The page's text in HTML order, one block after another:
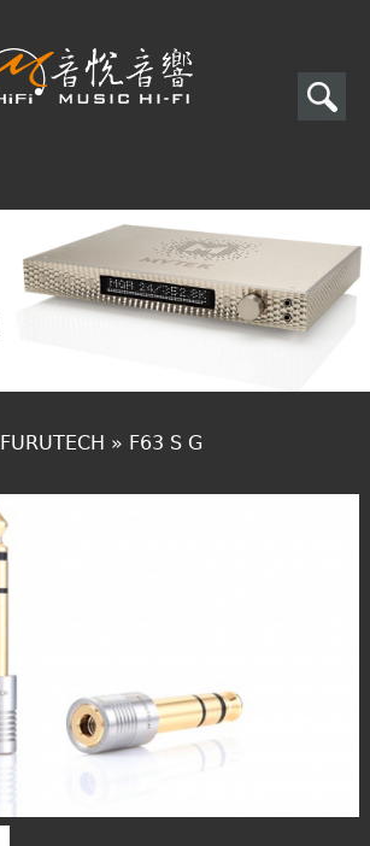
搜
表
單
搜
尋
FURUTECH » F63 S G